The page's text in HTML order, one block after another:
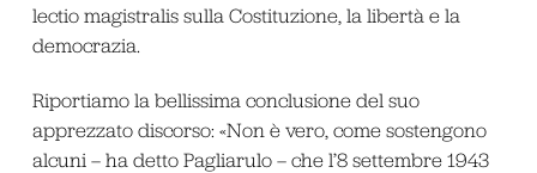
lectio magistralis sulla Costituzione, la libertà e la
democrazia.
Riportiamo la bellissima conclusione del suo
apprezzato discorso: «Non è vero, come sostengono
alcuni – ha detto Pagliarulo – che l’8 settembre 1943